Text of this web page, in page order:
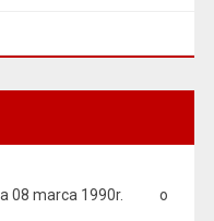
08 marca 1990r. o